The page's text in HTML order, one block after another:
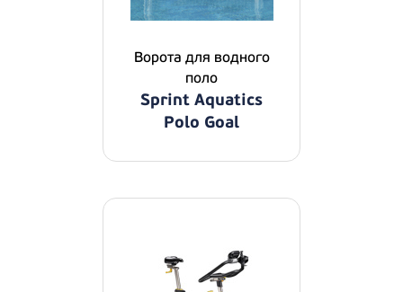
Ворота для водного
поло
Sprint Aquatics
Polo Goal